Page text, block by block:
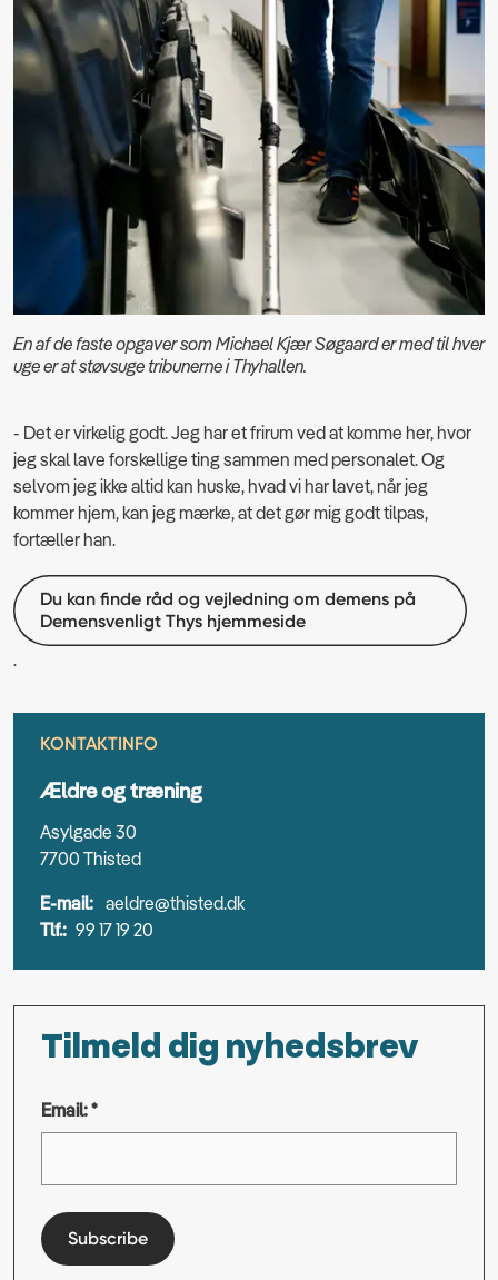
En af de faste opgaver som Michael Kjær Søgaard er med til hver
uge er at støvsuge tribunerne i Thyhallen.
- Det er virkelig godt. Jeg har et frirum ved at komme her, hvor
jeg skal lave forskellige ting sammen med personalet. Og
selvom jeg ikke altid kan huske, hvad vi har lavet, når jeg
kommer hjem, kan jeg mærke, at det gør mig godt tilpas,
fortæller han.
Du kan finde råd og vejledning om demens på
Demensvenligt Thys hjemmeside
.
KONTAKTINFO
Ældre og træning
Asylgade 30
7700 Thisted
E-mail: aeldre@thisted.dk
Tlf.: 99 17 19 20
Tilmeld dig nyhedsbrev
Email: *
Subscribe